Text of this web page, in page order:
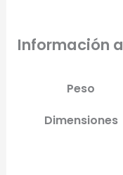
Información
Peso
Dimensiones